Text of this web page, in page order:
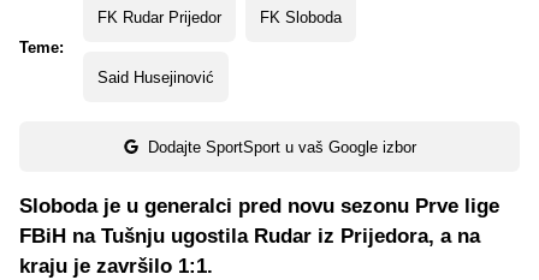
Teme:
FK Rudar Prijedor FK Sloboda
Said Husejinović
Dodajte SportSport u vaš Google izbor
Sloboda je u generalci pred novu sezonu Prve lige
FBiH na Tušnju ugostila Rudar iz Prijedora, a na
kraju je završilo 1:1.